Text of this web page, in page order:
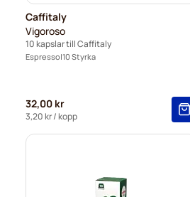
Caffitaly
Vigoroso
10 kapslar till Caffitaly
Espresso 10 Styrka
32,00 kr
3,20 kr/ kopp